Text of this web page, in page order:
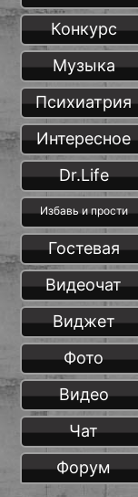
Конкурс
Музыка
Психиатрия
Интересное
Dr.Life
Избавь и прости
Гостевая
Видеочат
Виджет
Фото
Видео
Чат
Форум